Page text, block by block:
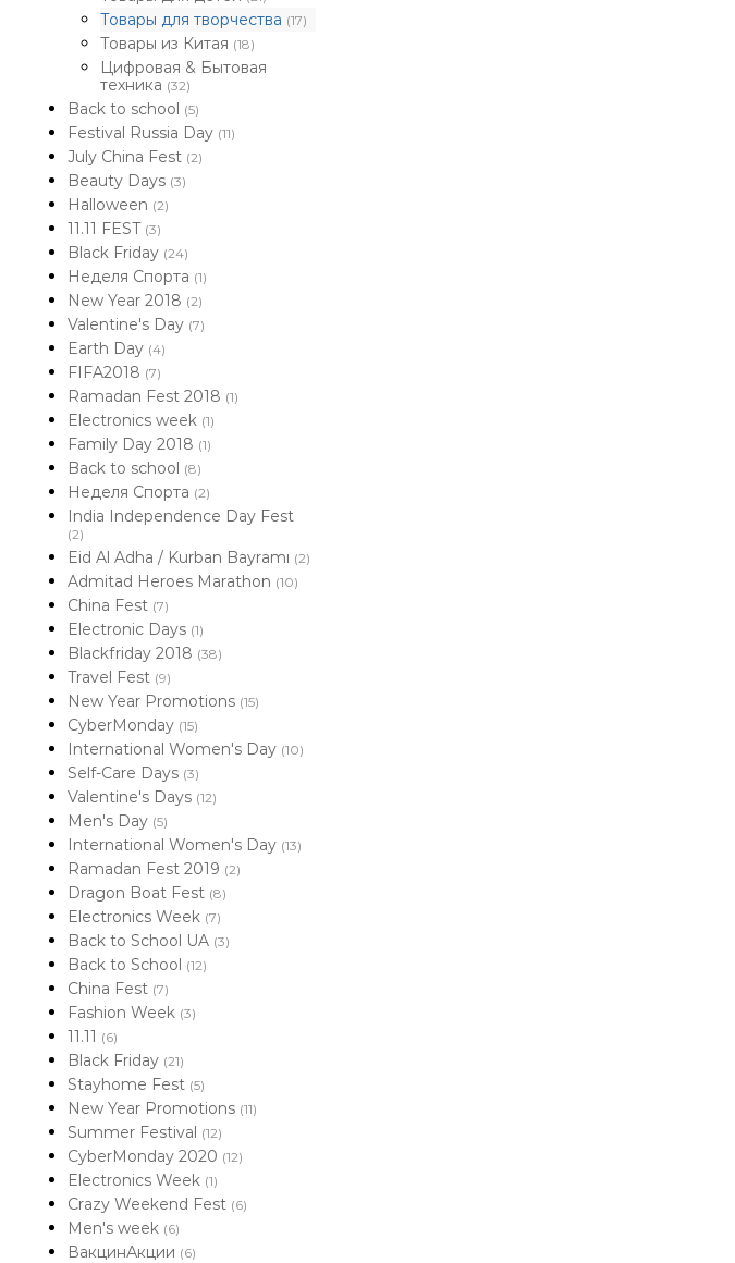
Товары для творчества (17)
Товары из Китая (18)
Цифровая & Бытовая
техника (32)
Back to school (5)
Festival Russia Day (11)
July China Fest (2)
Beauty Days (3)
Halloween (2)
11.11 FEST (3)
Black Friday (24)
Неделя Спорта (1)
New Year 2018 (2)
Valentine's Day (7)
Earth Day (4)
FIFA2018 (7)
Ramadan Fest 2018 (1)
Electronics week (1)
Family Day 2018 (1)
Back to school (8)
Неделя Спорта (2)
India Independence Day Fest
(2)
Eid Al Adha / Kurban Bayramı (2)
Admitad Heroes Marathon (10)
China Fest (7)
Electronic Days (1)
Blackfriday 2018 (38)
Travel Fest (9)
New Year Promotions (15)
CyberMonday (15)
International Women's Day (10)
Self-Care Days (3)
Valentine's Days (12)
Men's Day (5)
International Women's Day (13)
Ramadan Fest 2019 (2)
Dragon Boat Fest (8)
Electronics Week (7)
Back to School UA (3)
Back to School (12)
China Fest (7)
Fashion Week (3)
11.11 (6)
Black Friday (21)
Stayhome Fest (5)
New Year Promotions (11)
Summer Festival (12)
CyberMonday 2020 (12)
Electronics Week (1)
Crazy Weekend Fest (6)
Men's week (6)
ВакцинАкции (6)